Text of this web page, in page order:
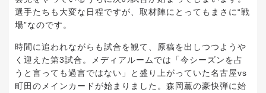
選手たちも大変な日程ですが、取材陣にとってもまさに“戦
場”なのです。
時間に追われながらも試合を観て、原稿を出しつつようや
く迎えた第3試合。メディアルームでは「今シーズンを占
うと言っても過言ではない」と盛り上がっていた名古屋vs
町田のメインカードが始まりました。森岡薫の豪快弾に始